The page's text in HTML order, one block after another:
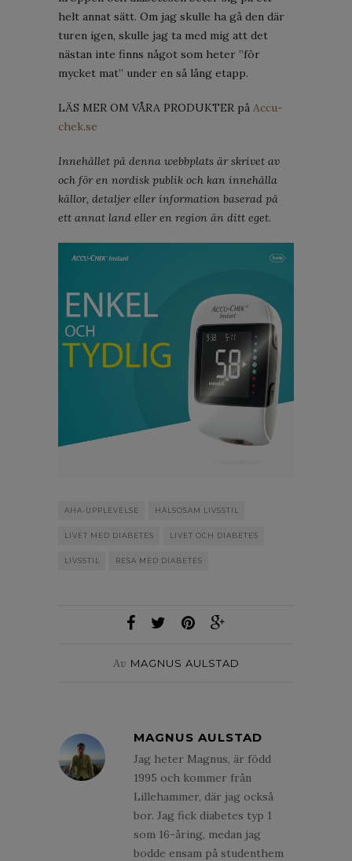
helt annat sätt. Om jag skulle ha gå den där
turen igen, skulle jag ta med mig att det
nästan inte finns något som heter ”för
mycket mat” under en så lång etapp.
LÄS MER OM VÅRA PRODUKTER på Accu-
chek.se
Innehållet på denna webbplats är skrivet av
och för en nordisk publik och kan innehålla
källor, detaljer eller information baserad på
ett annat land eller en region än ditt eget.
AHA-UPPLEVELSE HÄLSOSAM LIVSSTIL
LIVET MED DIABETES LIVET OCH DIABETES
LIVSSTIL RESA MED DIABETES
Av MAGNUS AULSTAD
MAGNUS AULSTAD
Jag heter Magnus, är född
1995 och kommer från
Lillehammer, där jag också
bor. Jag fick diabetes typ 1
som 16-åring, medan jag
bodde ensam på studenthem